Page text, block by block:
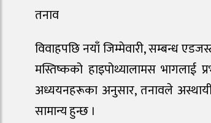
तनाव
विवाहपछि नयाँ जिम्मेवारी, सम्बन्ध
मस्तिष्कको हाइपोथ्यालामस भागलाई
अध्ययनहरूका अनुसार, तनावले अस्थायी
सामान्य हुन्छ ।